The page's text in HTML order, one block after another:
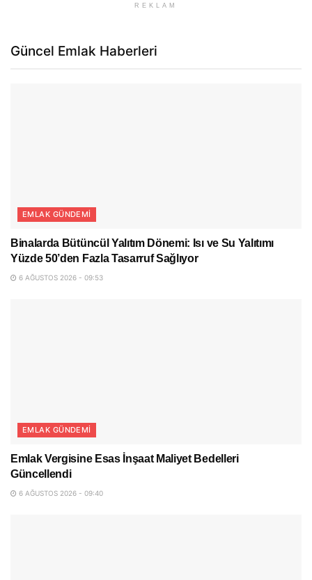
REKLAM
Güncel Emlak Haberleri
EMLAK GÜNDEMI
Binalarda Bütüncül Yalıtım Dönemi: Isı ve Su Yalıtımı
Yüzde 50’den Fazla Tasarruf Sağlıyor
6 AĞUSTOS 2026 - 09:53
EMLAK GÜNDEMI
Emlak Vergisine Esas İnşaat Maliyet Bedelleri
Güncellendi
6 AĞUSTOS 2026 - 09:40